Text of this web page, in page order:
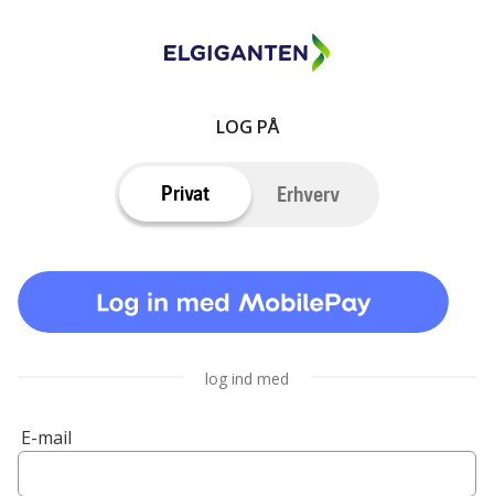
LOG PÅ
Privat Erhverv
log ind med
E-mail